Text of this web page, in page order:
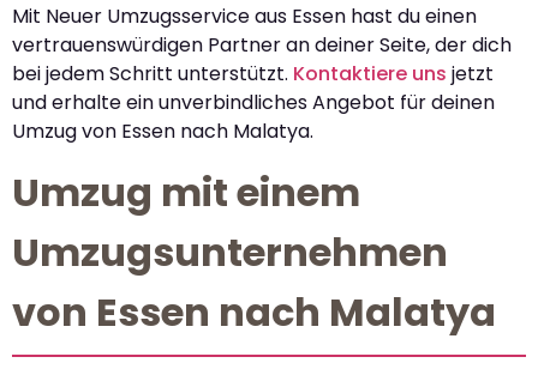
Mit Neuer Umzugsservice aus Essen hast du einen
vertrauenswürdigen Partner an deiner Seite, der dich
bei jedem Schritt unterstützt. Kontaktiere uns jetzt
und erhalte ein unverbindliches Angebot für deinen
Umzug von Essen nach Malatya.
Umzug mit einem
Umzugsunternehmen
von Essen nach Malatya